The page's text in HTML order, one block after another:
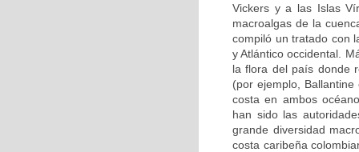
Vickers y a las Islas
macroalgas de la
compiló un tratado con
y Atlántico occidental.
la flora del país donde
(por ejemplo,
costa en ambos
han sido las
grande diversidad
costa caribeña